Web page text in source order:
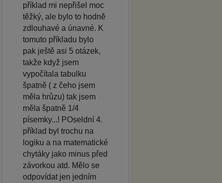
příklad mi nepřišel moc
těžký, ale bylo to hodně
zdlouhavé a únavné. K
tomuto příkladu bylo
pak ještě asi 5 otázek,
takže když jsem
vypočítala tabulku
špatně ( z čeho jsem
měla hrůzu) tak jsem
měla špatně 1/4
písemky...! POseldní 4.
příklad byl trochu na
logiku a na matematické
chytáky jako minus před
závorkou atd. Mělo se
odpovídat jen jedním